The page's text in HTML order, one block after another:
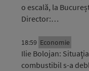
o escală, la
Director:…
18:59 Economie
Ilie Bolojan:
combustibil s-a